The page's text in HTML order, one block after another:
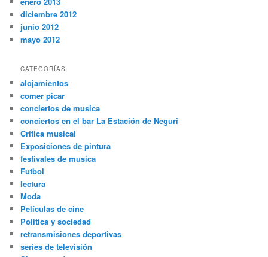
diciembre 2012
junio 2012
mayo 2012
CATEGORÍAS
alojamientos
comer picar
conciertos de musica
conciertos en el bar La Estación de Neguri
Crítica musical
Exposiciones de pintura
festivales de musica
Futbol
lectura
Moda
Películas de cine
Política y sociedad
retransmisiones deportivas
series de televisión